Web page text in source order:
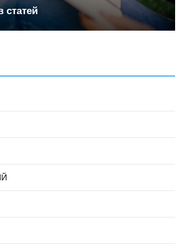
статей